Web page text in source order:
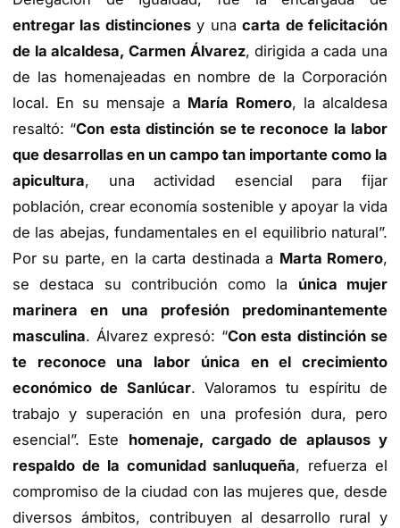
entregar las distincionesy unacarta de felicitación
de la alcaldesa, Carmen Álvarez, dirigida a cada una
de las homenajeadas en nombre de la Corporación
local. En su mensaje a María Romero, la alcaldesa
resaltó: “Con esta distinción se te reconoce la labor
que desarrollas en un campo tan importante como la
apicultura, una actividad esencial para fijar
población, crear economía sostenible y apoyar la vida
de las abejas, fundamentales en el equilibrio natural”.
Por su parte, en la carta destinada a Marta Romero,
se destaca su contribución como la única mujer
marinera en una profesión predominantemente
masculina. Álvarez expresó: “Con esta distinción se
te reconoce una labor única en el crecimiento
económico de Sanlúcar. Valoramos tu espíritu de
trabajo y superación en una profesión dura, pero
esencial”. Este homenaje, cargado de aplausos y
respaldo de la comunidad sanluqueña, refuerza el
compromiso de la ciudad con las mujeres que, desde
diversos ámbitos, contribuyen al desarrollo rural y